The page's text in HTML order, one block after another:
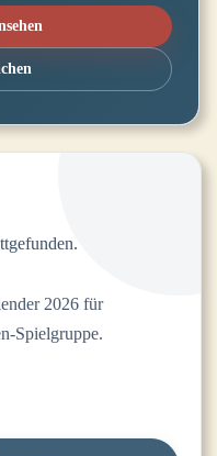
2026 für
Spielgruppe.